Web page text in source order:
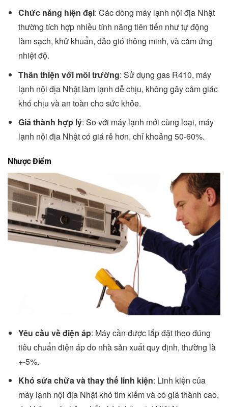
Chức năng hiện đại: Các dòng máy lạnh nội địa Nhật
thường tích hợp nhiều tính năng tiên tiến như tự động
làm sạch, khử khuẩn, đảo gió thông minh, và cảm ứng
nhiệt độ.
Thân thiện với môi trường: Sử dụng gas R410, máy
lạnh nội địa Nhật làm lạnh dễ chịu, không gây cảm giác
khó chịu và an toàn cho sức khỏe.
Giá thành hợp lý: So với máy lạnh mới cùng loại, máy
lạnh nội địa Nhật có giá rẻ hơn, chỉ khoảng 50-60%.
Nhược Điểm
Yêu cầu về điện áp: Máy cần được lắp đặt theo đúng
tiêu chuẩn điện áp do nhà sản xuất quy định, thường là
+-5%.
Khó sửa chữa và thay thế linh kiện: Linh kiện của
máy lạnh nội địa Nhật khó tìm kiếm và có giá thành cao,